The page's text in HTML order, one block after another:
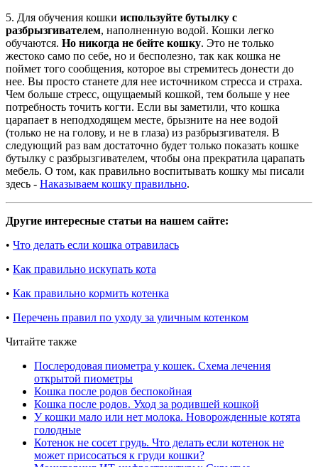
5. Для обучения кошки используйте бутылку с
разбрызгивателем, наполненную водой. Кошки легко
обучаются. Но никогда не бейте кошку. Это не только
жестоко само по себе, но и бесполезно, так как кошка не
поймет того сообщения, которое вы стремитесь донести до
нее. Вы просто станете для нее источником стресса и страха.
Чем больше стресс, ощущаемый кошкой, тем больше у нее
потребность точить когти. Если вы заметили, что кошка
царапает в неподходящем месте, брызните на нее водой
(только не на голову, и не в глаза) из разбрызгивателя. В
следующий раз вам достаточно будет только показать кошке
бутылку с разбрызгивателем, чтобы она прекратила царапать
мебель. О том, как правильно воспитывать кошку мы писали
здесь - Наказываем кошку правильно.
Другие интересные статьи на нашем сайте:
• Что делать если кошка отравилась
• Как правильно искупать кота
• Как правильно кормить котенка
• Перечень правил по уходу за уличным котенком
Читайте также
Послеродовая пиометра у кошек. Схема лечения
открытой пиометры
Кошка после родов беспокойная
Кошка после родов. Уход за родившей кошкой
У кошки мало или нет молока. Новорожденные котята
голодные
Котенок не сосет грудь. Что делать если котенок не
может присосаться к груди кошки?